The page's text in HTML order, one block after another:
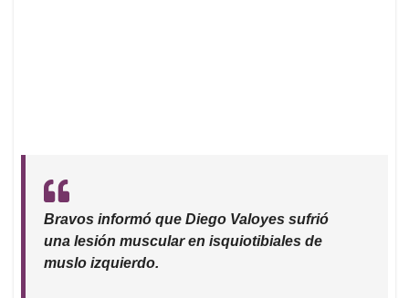
Bravos informó que Diego Valoyes sufrió
una lesión muscular en isquiotibiales de
muslo izquierdo.